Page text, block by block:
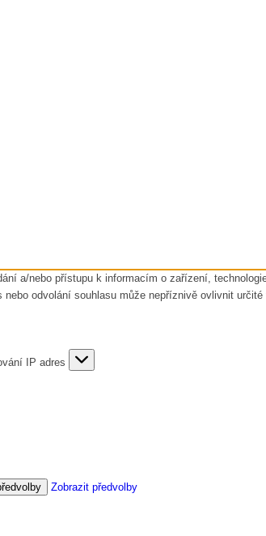
a/nebo přístupu k informacím o zařízení,
odvolání souhlasu může nepříznivě ovlivnit určité
IP adres
Zobrazit předvolby